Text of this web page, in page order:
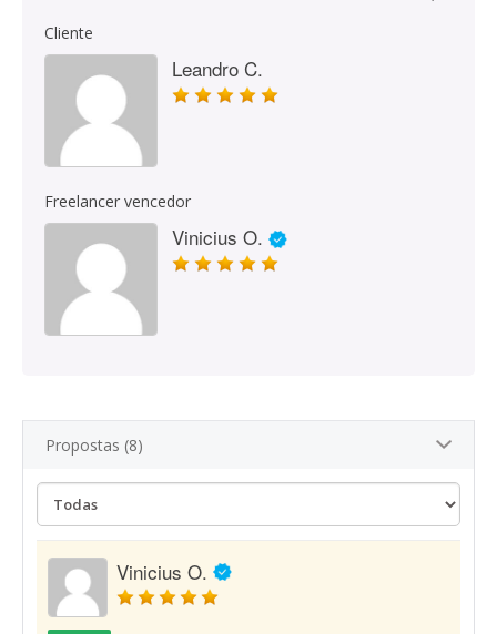
Cliente
Leandro C.
Freelancer vencedor
Vinicius O.
Propostas (8)
Vinicius O.